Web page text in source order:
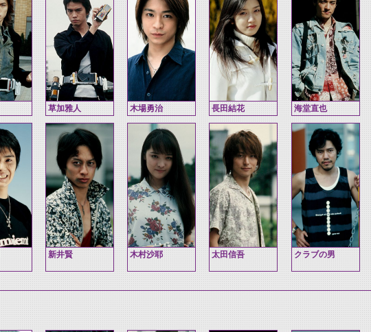
草加雅人 木場勇治 長田結花 海堂直也
新井賢 木村沙耶 太田信吾 クラブの男